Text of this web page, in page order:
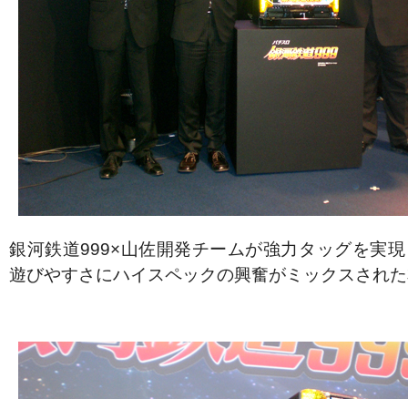
銀河鉄道999×山佐開発チームが強力タッグを実
遊びやすさにハイスペックの興奮がミックスされ